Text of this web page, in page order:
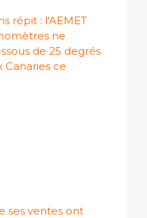
répit : l'AEMET
ne
de 25 degrés
ce
ses ventes ont